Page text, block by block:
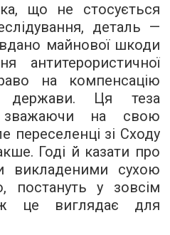
що не стосується
деталь —
майнової шкоди
антитерористичної
на компенсацію
держави. Ця теза
зважаючи на свою
переселенці зі Сходу
Годі й казати про
викладеними сухою
у зовсім
це виглядає для